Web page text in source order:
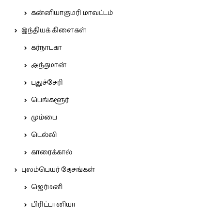
கன்னியாகுமரி மாவட்டம்
இந்தியக் கிளைகள்
கர்நாடகா
அந்தமான்
புதுச்சேரி
பெங்களூர்
மும்பை
டெல்லி
காரைக்கால்
புலம்பெயர் தேசங்கள்
ஜெர்மனி
பிரிட்டானியா